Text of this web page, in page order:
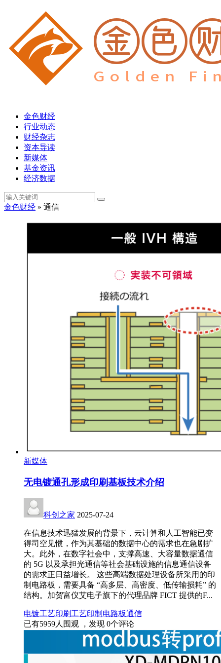
金色财经
行业动态
财经杂志
资本导读
新媒体
基金资讯
经济数据
金色财经 » 通信
新媒体
无电镀通孔形成印刷基板技术介绍
科创之家 2025-07-24
在信息技术迅猛发展的背景下，云计算和人工智能已变
得司空见惯，作为其基础的数据中心的需求也在急剧扩
大。此外，在数字社会中，支撑高速、大容量数据通信
的 5G 以及承担光通信等社会基础设施的信息通信设备
的需求正日益增长。 这些高端数据处理设备所采用的印
制电路板，需要具备 “高多层、高密度、低传输损耗” 的
结构。加贺富仪艾电子旗下的代理品牌 FICT 提供的F...
电镀工艺印刷工艺印制电路板通信
已有5959人围观 ，发现 0个评论